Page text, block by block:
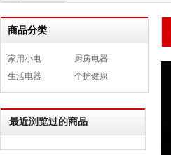
商品分类
家用小电
厨房电器
生活电器
个护健康
最近浏览过的商品